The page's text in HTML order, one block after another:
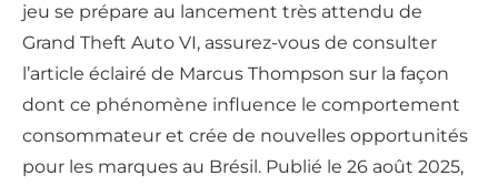
jeu se prépare au lancement très attendu de
Grand Theft Auto VI, assurez-vous de consulter
l’article éclairé de Marcus Thompson sur la façon
dont ce phénomène influence le comportement
consommateur et crée de nouvelles opportunités
pour les marques au Brésil. Publié le 26 août 2025,